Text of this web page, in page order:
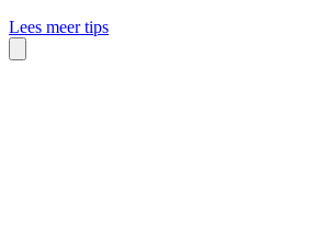
Lees meer tips